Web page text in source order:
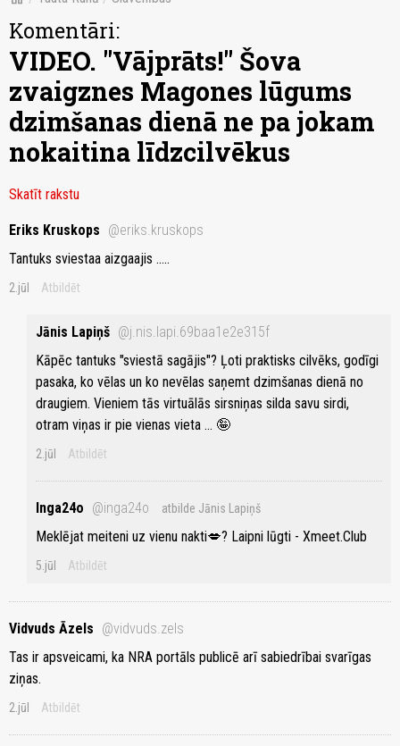
Komentāri:
VIDEO. "Vājprāts!" Šova
zvaigznes Magones lūgums
dzimšanas dienā ne pa jokam
nokaitina līdzcilvēkus
Skatīt rakstu
Eriks Kruskops @eriks.kruskops
Tantuks sviestaa aizgaajis .....
2.jūl Atbildēt
Jānis Lapiņš @j.nis.lapi.69baa1e2e315f
Kāpēc tantuks "sviestā sagājis"? Ļoti praktisks cilvēks, godīgi
pasaka, ko vēlas un ko nevēlas saņemt dzimšanas dienā no
draugiem. Vieniem tās virtuālās sirsniņas silda savu sirdi,
otram viņas ir pie vienas vieta ... 🤪
2.jūl Atbildēt
Inga24o @inga24o atbilde Jānis Lapiņš
Meklējat meiteni uz vienu nakti💋? Laipni lūgti - Xmeet.Club
5.jūl Atbildēt
Vidvuds Āzels @vidvuds.zels
Tas ir apsveicami, ka NRA portāls publicē arī sabiedrībai svarīgas
ziņas.
2.jūl Atbildēt